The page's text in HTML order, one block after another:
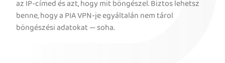
az IP-címed és azt, hogy mit böngészel. Biztos lehetsz
benne, hogy a PIA VPN-je egyáltalán nem tárol
böngészési adatokat — soha.